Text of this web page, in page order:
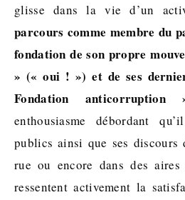
glisse dans la vie d’un
parcours comme membre du
fondation de son propre
» (« oui ! ») et de ses
Fondation
enthousiasme débordant
publics ainsi que ses discours
rue ou encore dans des
ressentent activement la